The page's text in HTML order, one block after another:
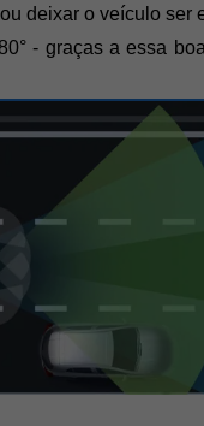
deixar o veículo ser
- graças a essa